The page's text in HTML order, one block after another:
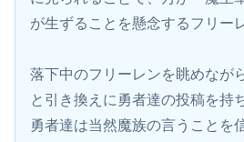
が生ずることを懸念するフリー
落下中のフリーレンを眺めなが
と引き換えに勇者達の投稿を持
勇者達は当然魔族の言うことを